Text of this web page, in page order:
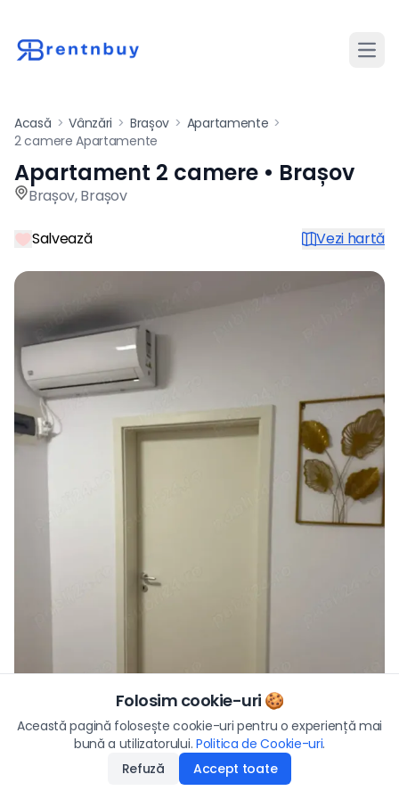
Acasă > Vânzări > Brașov > Apartamente >
2 camere Apartamente
Apartament de vânzare cu
Apartament 2 camere • Brașov
Brașov,Brașov
Salvează Vezi hartă
Preț
128.000€
21.04.2026
Aplică
Folosim cookie-uri 🍪
Această pagină folosește cookie-uri pentru o experiență mai
bună a utilizatorului. Politica de Cookie-uri.
Refuză
Accept toate